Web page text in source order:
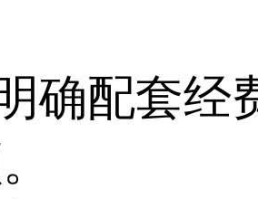
确配套经